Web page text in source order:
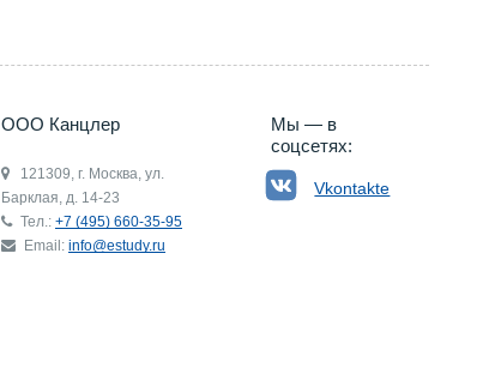
ООО Канцлер
121309, г. Москва, ул.
Барклая, д. 14-23
Тел.: +7 (495) 660-35-95
Email: info@estudy.ru
Мы — в
соцсетях:
Vkontakte